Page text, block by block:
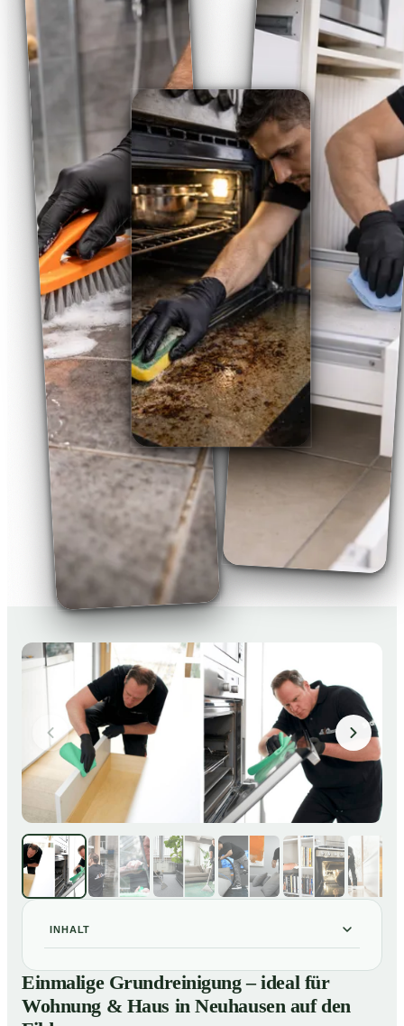
INHALT
Einmalige Grundreinigung – ideal für Wohnung & Haus
in Neuhausen auf den Fildern
Einmalige Grundreinigung – ideal für Wohnung & Haus
Einmalige Grundreinigung – ideal für
Wohnung & Haus in Neuhausen auf den